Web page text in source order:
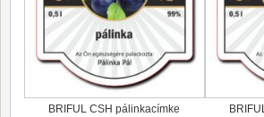
BRIFUL CSH pálinkacímke